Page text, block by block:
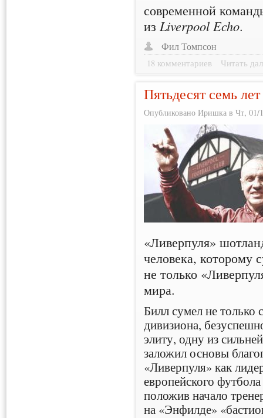
современной
из Liverpool Echo.
Фил Томпсон
18 комментариев Читать
Пятьдесят семь
Опубликовано Иришка в Чт, 01/
«Ливерпуля»
человека, которому
не только
мира.
Билл сумел не только
дивизиона,
элиту, одну из
заложил основы
«Ливерпуля» как
европейского
положив начало
на «Энфилде»